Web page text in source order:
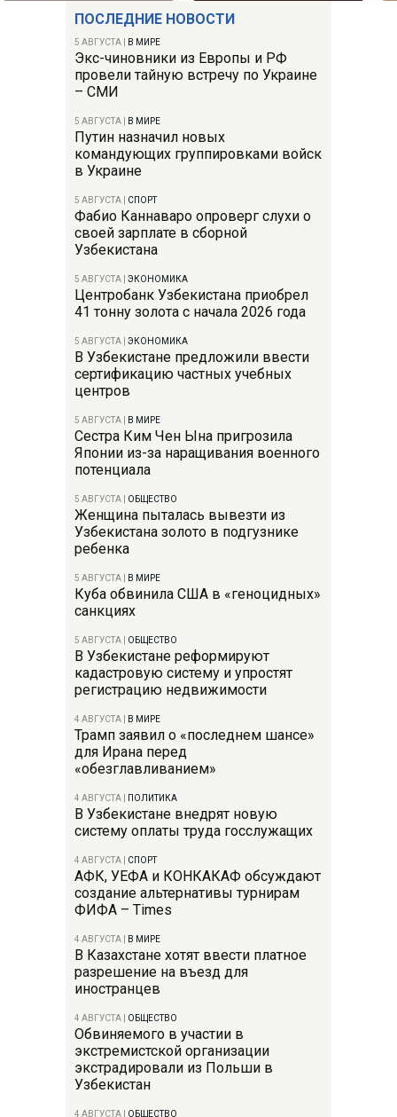
ПОСЛЕДНИЕ НОВОСТИ
5 АВГУСТА В МИРЕ
Экс-чиновники из Европы и РФ
провели тайную встречу по Украине
– СМИ
5 АВГУСТА В МИРЕ
Путин назначил новых
командующих группировками войск
в Украине
5 АВГУСТА СПОРТ
Фабио Каннаваро опроверг слухи о
своей зарплате в сборной
Узбекистана
5 АВГУСТА ЭКОНОМИКА
Центробанк Узбекистана приобрел
41 тонну золота с начала 2026 года
5 АВГУСТА ЭКОНОМИКА
В Узбекистане предложили ввести
сертификацию частных учебных
центров
5 АВГУСТА В МИРЕ
Сестра Ким Чен Ына пригрозила
Японии из-за наращивания военного
потенциала
5 АВГУСТА ОБЩЕСТВО
Женщина пыталась вывезти из
Узбекистана золото в подгузнике
ребенка
5 АВГУСТА В МИРЕ
Куба обвинила США в «геноцидных»
санкциях
5 АВГУСТА ОБЩЕСТВО
В Узбекистане реформируют
кадастровую систему и упростят
регистрацию недвижимости
4 АВГУСТА В МИРЕ
Трамп заявил о «последнем шансе»
для Ирана перед
«обезглавливанием»
4 АВГУСТА ПОЛИТИКА
В Узбекистане внедрят новую
систему оплаты труда госслужащих
4 АВГУСТА СПОРТ
АФК, УЕФА и КОНКАКАФ обсуждают
создание альтернативы турнирам
ФИФА – Times
4 АВГУСТА В МИРЕ
В Казахстане хотят ввести платное
разрешение на въезд для
иностранцев
4 АВГУСТА ОБЩЕСТВО
Обвиняемого в участии в
экстремистской организации
экстрадировали из Польши в
Узбекистан
4 АВГУСТА ОБЩЕСТВО